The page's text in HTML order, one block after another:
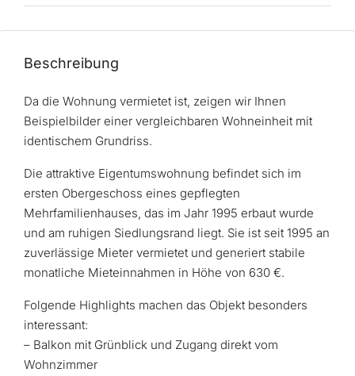
Beschreibung
Da die Wohnung vermietet ist, zeigen wir Ihnen
Beispielbilder einer vergleichbaren Wohneinheit mit
identischem Grundriss.
Die attraktive Eigentumswohnung befindet sich im
ersten Obergeschoss eines gepflegten
Mehrfamilienhauses, das im Jahr 1995 erbaut wurde
und am ruhigen Siedlungsrand liegt. Sie ist seit 1995 an
zuverlässige Mieter vermietet und generiert stabile
monatliche Mieteinnahmen in Höhe von 630 €.
Folgende Highlights machen das Objekt besonders
interessant:
– Balkon mit Grünblick und Zugang direkt vom
Wohnzimmer